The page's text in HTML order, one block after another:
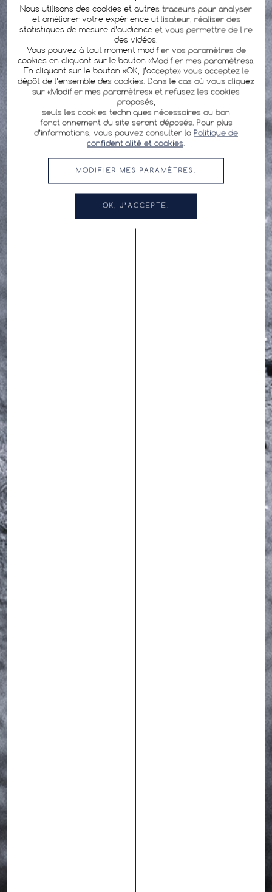
Nous utilisons des cookies et autres traceurs pour analyser
et améliorer votre expérience utilisateur, réaliser des
statistiques de mesure d’audience et vous permettre de lire
des vidéos.
Vous pouvez à tout moment modifier vos paramètres de
cookies en cliquant sur le bouton «Modifier mes paramètres».
En cliquant sur le bouton «OK, j’accepte» vous acceptez le
dépôt de l’ensemble des cookies. Dans le cas où vous cliquez
sur «Modifier mes paramètres» et refusez les cookies
proposés,
seuls les cookies techniques nécessaires au bon
fonctionnement du site seront déposés. Pour plus
d’informations, vous pouvez consulter la Politique de
confidentialité et cookies.
MODIFIER MES PARAMÈTRES.
OK, J’ACCEPTE.